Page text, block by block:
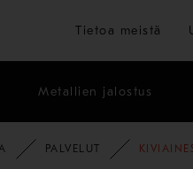
Tietoa meistä
Metallien jalostus
PALVELUT